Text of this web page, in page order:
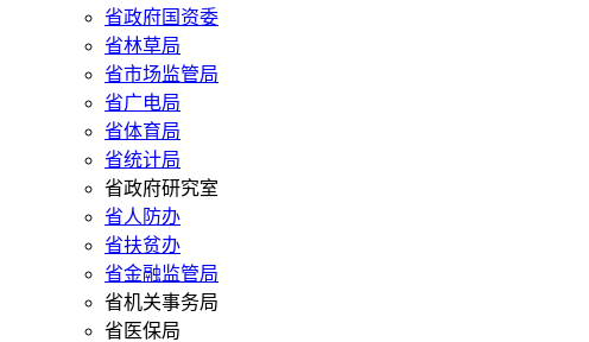
省政府国资委
省林草局
省市场监管局
省广电局
省体育局
省统计局
省政府研究室
省人防办
省扶贫办
省金融监管局
省机关事务局
省医保局